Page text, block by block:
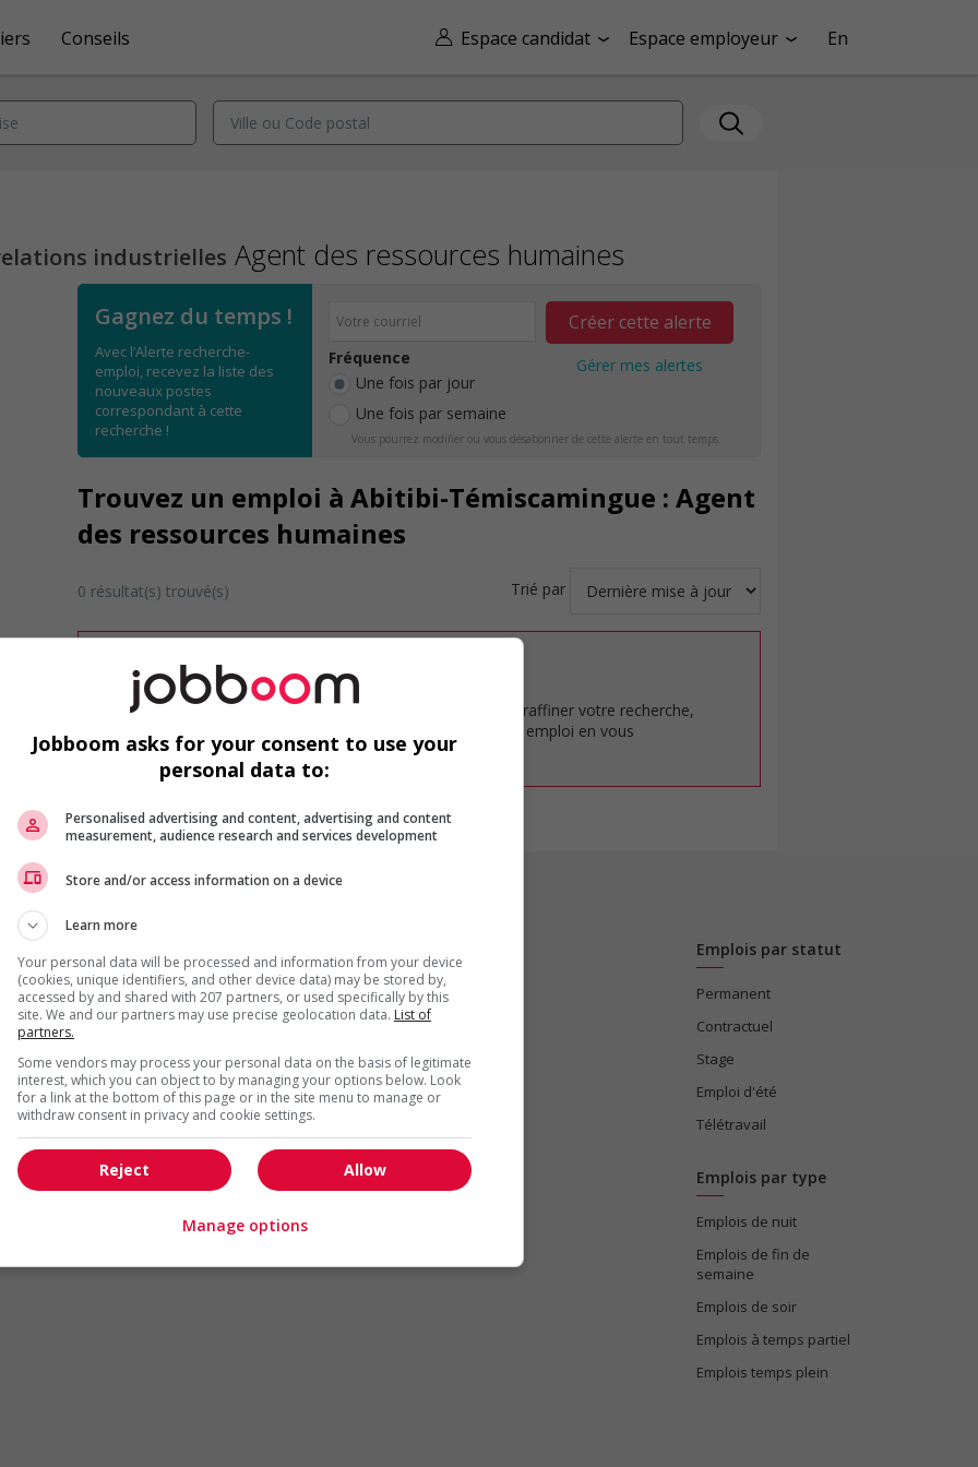
Espace candidat Espace employeur En
Conseils
industrielles Agent des ressources humaines
Gagnez du temps !
Avec l’Alerte recherche-
emploi, recevez la liste des
nouveaux postes
correspondant à cette
recherche !
Fréquence
Une fois par jour
Une fois par semaine
Créer cette alerte
Gérer mes alertes
Vous pourrez modifier ou vous désabonner de cette alerte en tout temps.
Trouvez un emploi à Abitibi-Témiscamingue : Agent
des ressources humaines
0 résultat(s) trouvé(s) Trié par
Désolé, cette recherche n'a produit aucun résultat.
Veuillez faire une nouvelle recherche.
Vous pouvez en tout temps utiliser nos outils pour raffiner votre recherche,
ou chercher un poste selon votre profil d'intérêt en emploi en vous
inscrivantcomme membre Jobboom.
Arts et métiers de la mode Automobile et transport
Cadres supérieurs
Commerce / Offres de services
Comptabilité / Assurance
Construction / Manutention
Droit
Ingénierie / Sciences
Marketing / Communication
Ressources humaines
Tourisme / Hôtellerie
Santé
Emplois par statut
Permanent
Contractuel
Stage
Emploi d'été
Télétravail
Emplois par type
Emplois de nuit
Emplois de fin de
semaine
Emplois de soir
Emplois à temps partiel
Emplois temps plein
Jobboom asks for your consent to use your
personal data to:
Personalised advertising and content, advertising and content
measurement, audience research and services development
Store and/or access information on a device
Learn more
Your personal data will be processed and information from your device
(cookies, unique identifiers, and other device data) may be stored by,
accessed by and shared with 207 partners, or used specifically by this
site. We and our partners may use precise geolocation data. List of
partners.
Some vendors may process your personal data on the basis of legitimate
interest, which you can object to by managing your options below. Look
for a link at the bottom of this page or in the site menu to manage or
withdraw consent in privacy and cookie settings.
Allow
Reject
Manage options